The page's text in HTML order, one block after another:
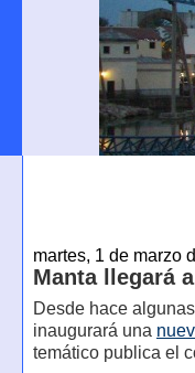
martes, 1 de marzo
Manta llegará
Desde hace
inaugurará una
temático publica el